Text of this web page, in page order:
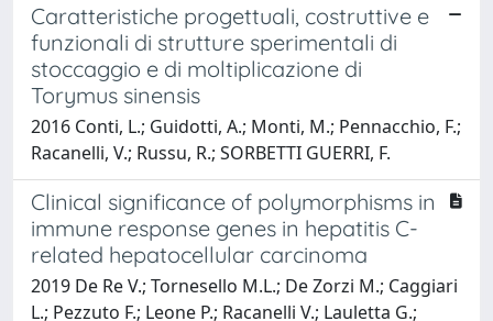
Caratteristiche progettuali, costruttive e
funzionali di strutture sperimentali di
stoccaggio e di moltiplicazione di
Torymus sinensis
2016 Conti, L.; Guidotti, A.; Monti, M.; Pennacchio, F.;
Racanelli, V.; Russu, R.; SORBETTI GUERRI, F.
Clinical significance of polymorphisms in
immune response genes in hepatitis C-
related hepatocellular carcinoma
2019 De Re V.; Tornesello M.L.; De Zorzi M.; Caggiari
L.; Pezzuto F.; Leone P.; Racanelli V.; Lauletta G.;